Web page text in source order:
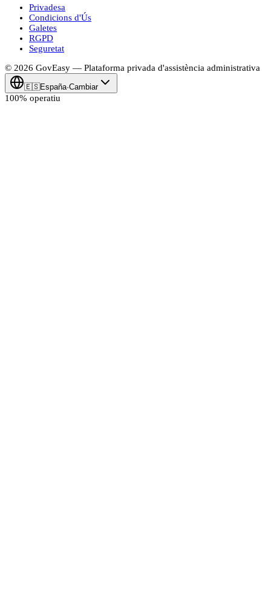
Privadesa
Condicions d'Ús
Galetes
RGPD
Seguretat
© 2026 GovEasy — Plataforma privada d'assistència administrativa
🇪🇸España·Cambiar
100% operatiu